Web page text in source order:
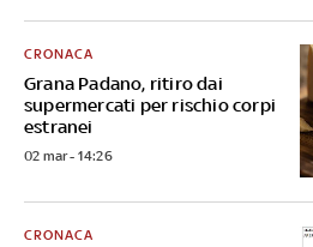
Grana Padano, ritiro dai
supermercati per rischio corpi
estranei
CRONACA
02 mar - 14:26
CRONACA